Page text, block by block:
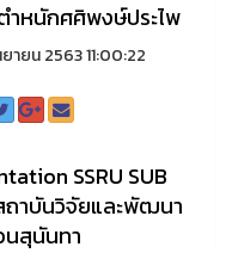
ำหนักศศิพงษ์ประไพ
ายน 2563 11:00:22
SSRU SUB
ถาบันวิจัยและพัฒนา
นสุนันทา